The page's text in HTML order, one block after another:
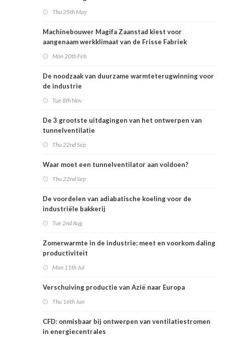
Thu 25th May
Machinebouwer Magifa Zaanstad kiest voor
aangenaam werkklimaat van de Frisse Fabriek
Mon 20th Feb
De noodzaak van duurzame warmteterugwinning voor
de industrie
Tue 8th Nov
De 3 grootste uitdagingen van het ontwerpen van
tunnelventilatie
Thu 22nd Sep
Waar moet een tunnelventilator aan voldoen?
Thu 22nd Sep
De voordelen van adiabatische koeling voor de
industriële bakkerij
Tue 2nd Aug
Zomerwarmte in de industrie: meet en voorkom daling
productiviteit
Mon 11th Jul
Verschuiving productie van Azië naar Europa
Thu 16th Jun
CFD: onmisbaar bij ontwerpen van ventilatiestromen
in energiecentrales